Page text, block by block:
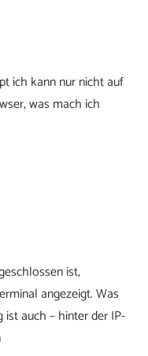
ich kann nur nicht auf
was mach ich
ist,
angezeigt. Was
auch – hinter der IP-